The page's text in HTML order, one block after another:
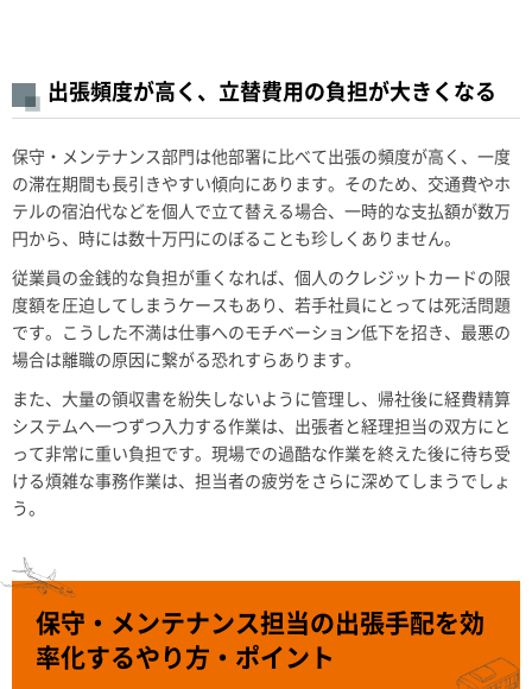
出張頻度が高く、立替費用の負担が大きくなる
保守・メンテナンス部門は他部署に比べて出張の頻度が高く、一度
の滞在期間も長引きやすい傾向にあります。そのため、交通費やホ
テルの宿泊代などを個人で立て替える場合、一時的な支払額が数万
円から、時には数十万円にのぼることも珍しくありません。
従業員の金銭的な負担が重くなれば、個人のクレジットカードの限
度額を圧迫してしまうケースもあり、若手社員にとっては死活問題
です。こうした不満は仕事へのモチベーション低下を招き、最悪の
場合は離職の原因に繋がる恐れすらあります。
また、大量の領収書を紛失しないように管理し、帰社後に経費精算
システムへ一つずつ入力する作業は、出張者と経理担当の双方にと
って非常に重い負担です。現場での過酷な作業を終えた後に待ち受
ける煩雑な事務作業は、担当者の疲労をさらに深めてしまうでしょ
う。
保守・メンテナンス担当の出張手配を効
率化するやり方・ポイント